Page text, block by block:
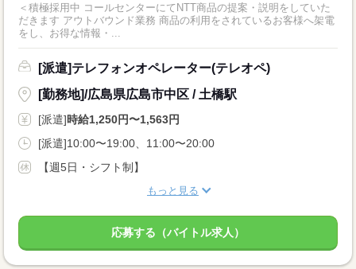
＜積極採用中 コールセンターにてNTT商品の提案・説明をしていた
だきます アウトバウンド業務 商品の利用をされているお客様へ架電
をし、お得な情報・...
[派遣]テレフォンオペレーター(テレオペ)
[勤務地]/広島県広島市中区 / 土橋駅
[派遣]時給1,250円〜1,563円
[派遣]10:00〜19:00、11:00〜20:00
【週5日・シフト制】
もっと見る
応募する（バイトル求人）